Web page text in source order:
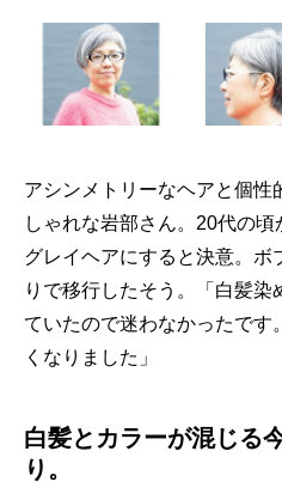
アシンメトリーなヘアと個性
しゃれな岩部さん。20代の
グレイヘアにすると決意。ボ
りで移行したそう。「白髪染
ていたので迷わなかったです
くなりました」
白髪とカラーが混じる
り。